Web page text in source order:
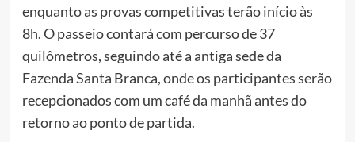
enquanto as provas competitivas terão início às
8h. O passeio contará com percurso de 37
quilômetros, seguindo até a antiga sede da
Fazenda Santa Branca, onde os participantes serão
recepcionados com um café da manhã antes do
retorno ao ponto de partida.